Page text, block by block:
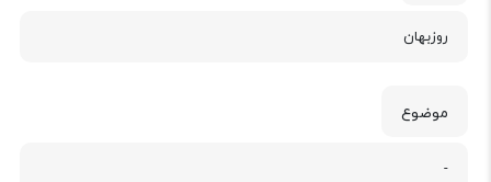
روزبهان
موضوع
-